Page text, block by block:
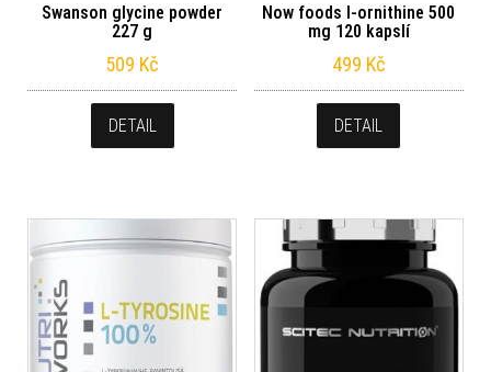
Swanson glycine powder
227 g
509 Kč
DETAIL
Now foods l-ornithine 500
mg 120 kapslí
499 Kč
DETAIL